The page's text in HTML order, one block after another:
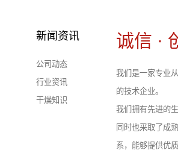
新闻资讯
公司动态
行业资讯
干燥知识
诚信 ·
我们是一家专业
的技术企业。
我们拥有先进的
同时也采取了成
系，能够提供优